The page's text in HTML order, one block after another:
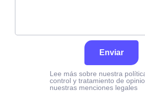
Enviar
Lee más sobre nuestra
control y tratamiento de
nuestras menciones legales